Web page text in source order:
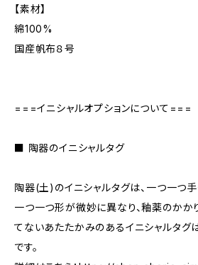
【素材】
綿100%
国産帆布８号
===イニシャルオプションについて===
■ 陶器のイニシャルタグ
陶器(土)のイニシャルタグは、一つ一つ手
一つ一つ形が微妙に異なり、釉薬のかか
てないあたたかみのあるイニシャルタグ
です。